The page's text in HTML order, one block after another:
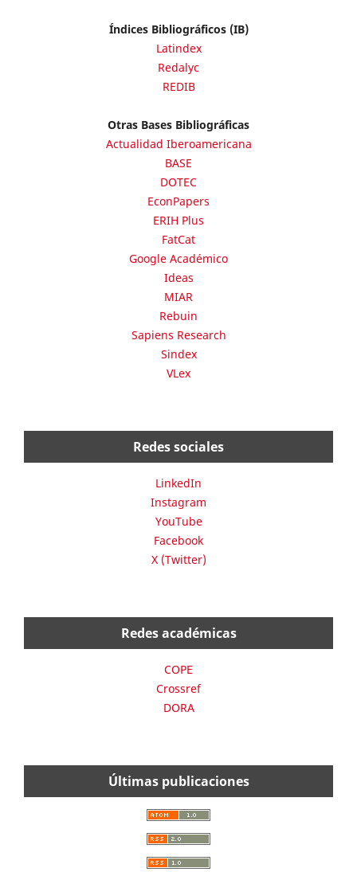
Índices Bibliográficos (IB)
Latindex
Redalyc
REDIB
Otras Bases Bibliográficas
Actualidad Iberoamericana
BASE
DOTEC
EconPapers
ERIH Plus
FatCat
Google Académico
Ideas
MIAR
Rebuin
Sapiens Research
Sindex
VLex
Redes sociales
LinkedIn
Instagram
YouTube
Facebook
X (Twitter)
Redes académicas
COPE
Crossref
DORA
Últimas publicaciones